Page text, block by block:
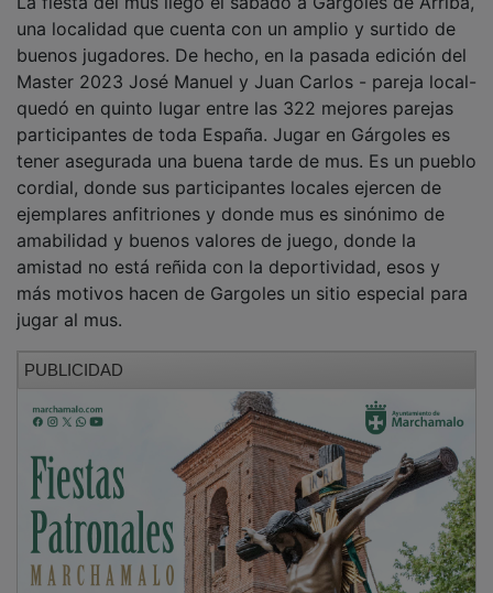
una localidad que cuenta con un amplio y surtido de
buenos jugadores. De hecho, en la pasada edición del
Master 2023 José Manuel y Juan Carlos - pareja local-
quedó en quinto lugar entre las 322 mejores parejas
participantes de toda España. Jugar en Gárgoles es
tener asegurada una buena tarde de mus. Es un pueblo
cordial, donde sus participantes locales ejercen de
ejemplares anfitriones y donde mus es sinónimo de
amabilidad y buenos valores de juego, donde la
amistad no está reñida con la deportividad, esos y
más motivos hacen de Gargoles un sitio especial para
jugar al mus.